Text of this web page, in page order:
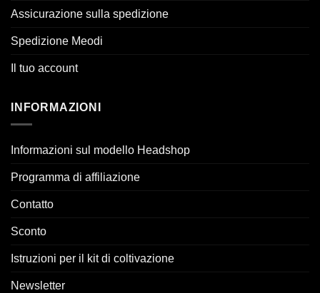
Assicurazione sulla spedizione
Spedizione Meodi
Il tuo account
INFORMAZIONI
Informazioni sul modello Headshop
Programma di affiliazione
Contatto
Sconto
Istruzioni per il kit di coltivazione
Newsletter